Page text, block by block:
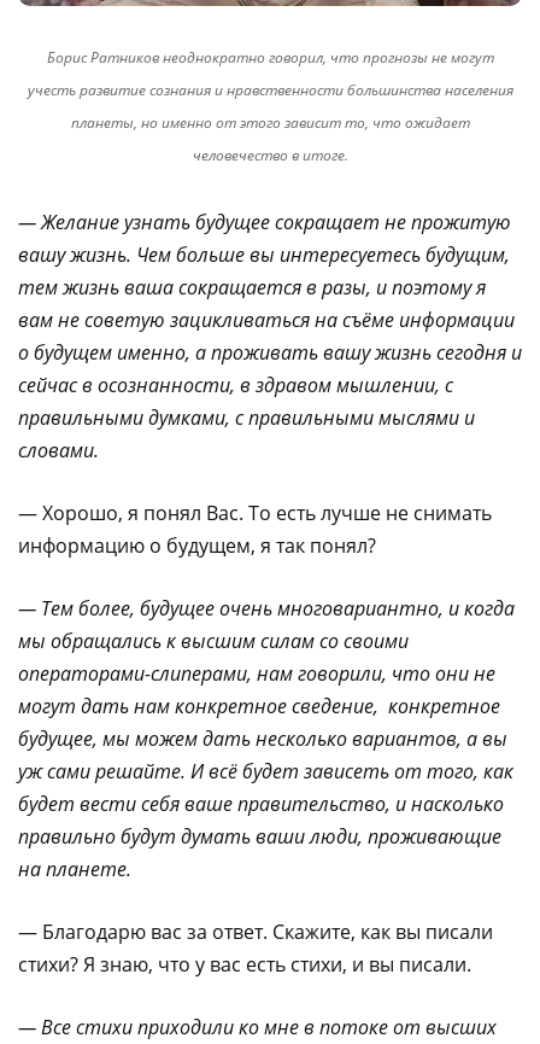
Борис Ратников неоднократно говорил, что прогнозы не могут
учесть развитие сознания и нравственности большинства населения
планеты, но именно от этого зависит то, что ожидает
человечество в итоге.
— Желание узнать будущее сокращает не прожитую
вашу жизнь. Чем больше вы интересуетесь будущим,
тем жизнь ваша сокращается в разы, и поэтому я
вам не советую зацикливаться на съёме информации
о будущем именно, а проживать вашу жизнь сегодня и
сейчас в осознанности, в здравом мышлении, с
правильными думками, с правильными мыслями и
словами.
— Хорошо, я понял Вас. То есть лучше не снимать
информацию о будущем, я так понял?
— Тем более, будущее очень многовариантно, и когда
мы обращались к высшим силам со своими
операторами-слиперами, нам говорили, что они не
могут дать нам конкретное сведение, конкретное
будущее, мы можем дать несколько вариантов, а вы
уж сами решайте. И всё будет зависеть от того, как
будет вести себя ваше правительство, и насколько
правильно будут думать ваши люди, проживающие
на планете.
— Благодарю вас за ответ. Скажите, как вы писали
стихи? Я знаю, что у вас есть стихи, и вы писали.
— Все стихи приходили ко мне в потоке от высших